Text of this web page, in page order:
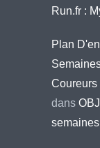
Run.fr :
Plan
Coureurs
dans
semaines